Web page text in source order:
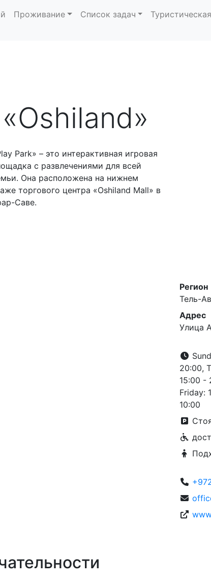
Проживание Список задач
Park» – это интерактивная игровая
с развлечениями для всей
Она расположена на нижнем
торгового центра «Oshiland Mall» в
Саве.
Регион
Тель-
Адрес
Улица
20:00,
15:00 -
Friday:
10:00